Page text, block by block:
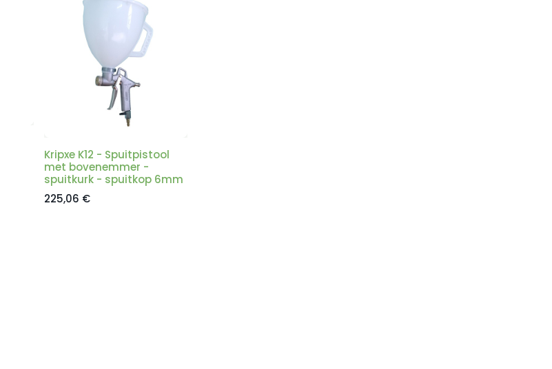
Kripxe K12 - Spuitpistool
met bovenemmer -
spuitkurk - spuitkop 6mm
225,06 €